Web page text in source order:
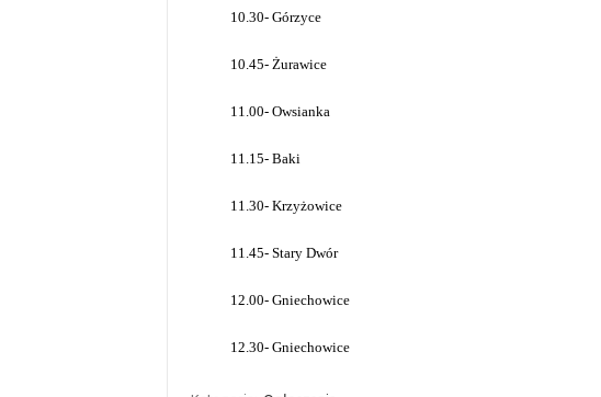
10.30- Górzyce
10.45- Żurawice
11.00- Owsianka
11.15- Baki
11.30- Krzyżowice
11.45- Stary Dwór
12.00- Gniechowice
12.30- Gniechowice